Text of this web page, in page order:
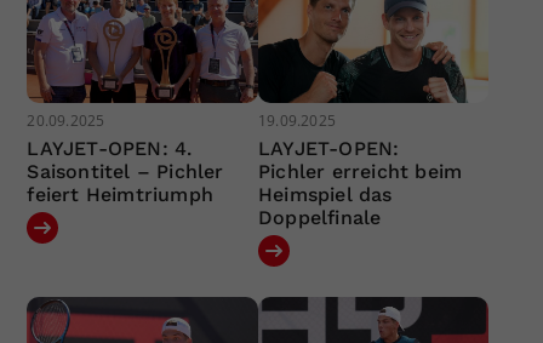
20.09.2025
LAYJET-OPEN: 4.
Saisontitel – Pichler
feiert Heimtriumph
19.09.2025
LAYJET-OPEN:
Pichler erreicht beim
Heimspiel das
Doppelfinale